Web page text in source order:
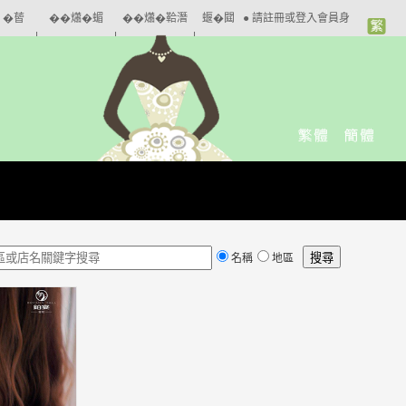
�蒈
|
��𤑳�蝞
|
��𤑳�鞈潛
�
|
蝘�閮 ● 請註冊或登入會員身
名稱 地區